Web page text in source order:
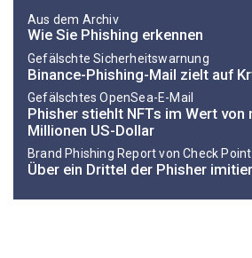
Aus dem Archiv
Wie Sie Phishing erkennen
Gefälschte Sicherheitswarnung
Binance-Phishing-Mail zielt auf
Gefälschtes OpenSea-E-Mail
Phisher stiehlt NFTs im Wert von
Millionen US-Dollar
Brand Phishing Report von Check Point
Über ein Drittel der Phisher